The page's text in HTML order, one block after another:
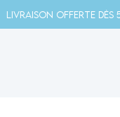
Livraison offerte dès